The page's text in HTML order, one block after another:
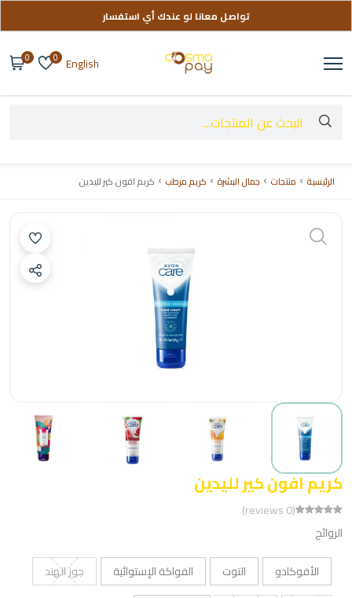
تواصل معانا لو عندك أي استفسار
توصيل مجاني على طلباتك فوق 999 ج
English
0
0
الرئيسية منتجات جمال البشرة كريم مرطب كريم افون كير لليدين
كريم افون كير لليدين
(0 reviews)
الروائح
الأفوكادو
التوت الفواكة الإستوائية
جوز الهند